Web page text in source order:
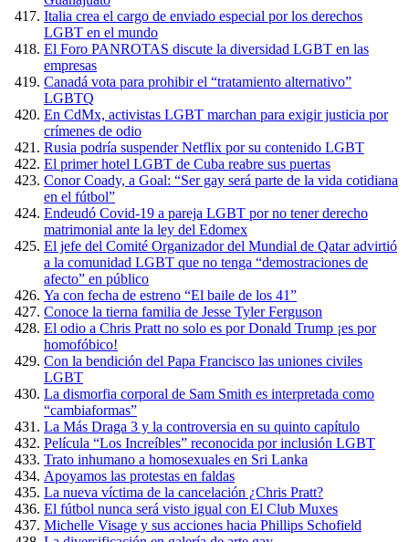
Italia crea el cargo de enviado especial por los derechos
LGBT en el mundo
El Foro PANROTAS discute la diversidad LGBT en las
empresas
Canadá vota para prohibir el “tratamiento alternativo”
LGBTQ
En CdMx, activistas LGBT marchan para exigir justicia por
crímenes de odio
Rusia podría suspender Netflix por su contenido LGBT
El primer hotel LGBT de Cuba reabre sus puertas
Conor Coady, a Goal: “Ser gay será parte de la vida cotidiana
en el fútbol”
Endeudó Covid-19 a pareja LGBT por no tener derecho
matrimonial ante la ley del Edomex
El jefe del Comité Organizador del Mundial de Qatar advirtió
a la comunidad LGBT que no tenga “demostraciones de
afecto” en público
Ya con fecha de estreno “El baile de los 41”
Conoce la tierna familia de Jesse Tyler Ferguson
El odio a Chris Pratt no solo es por Donald Trump ¡es por
homofóbico!
Con la bendición del Papa Francisco las uniones civiles
LGBT
La dismorfia corporal de Sam Smith es interpretada como
“cambiaformas”
La Más Draga 3 y la controversia en su quinto capítulo
Película “Los Increíbles” reconocida por inclusión LGBT
Trato inhumano a homosexuales en Sri Lanka
Apoyamos las protestas en faldas
La nueva víctima de la cancelación ¿Chris Pratt?
El fútbol nunca será visto igual con El Club Muxes
Michelle Visage y sus acciones hacia Phillips Schofield